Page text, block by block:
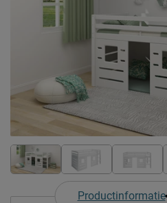
Productinformatie